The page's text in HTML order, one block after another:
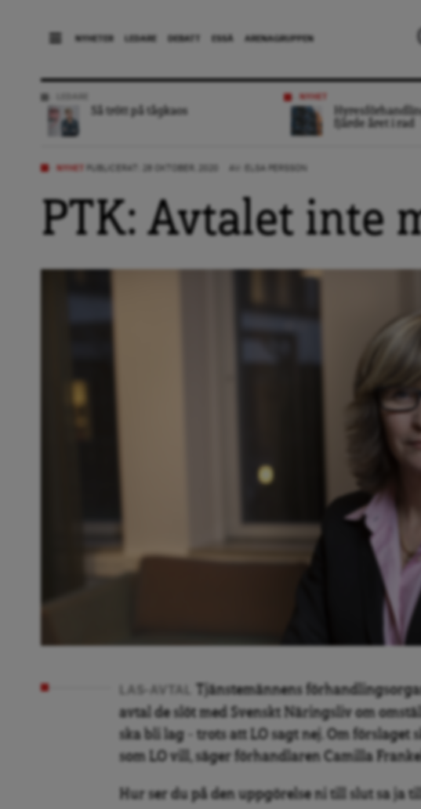
NYHETER LEDARE DEBATT ESSÄ ARENAGRUPPEN
Så trött på tågkaos
NYHET
fjärde året i rad
NYHET
PTK: Avtalet inte
LAS-AVTAL
Tjänstemännens
avtal de slöt med Svenskt Näringsliv om
ska bli lag – trots att LO sagt nej. Om förslaget
som LO vill, säger förhandlaren Camilla
Hur ser du på den uppgörelse ni till slut sa ja